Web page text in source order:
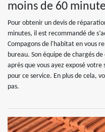
moins de 60
Pour obtenir un devis de
minutes, il est recommandé de
Compagons de l'habitat en vous
bureau. Son équipe de chargés
après que vous ayez exposé votre
pour ce service. En plus de cela,
pas.